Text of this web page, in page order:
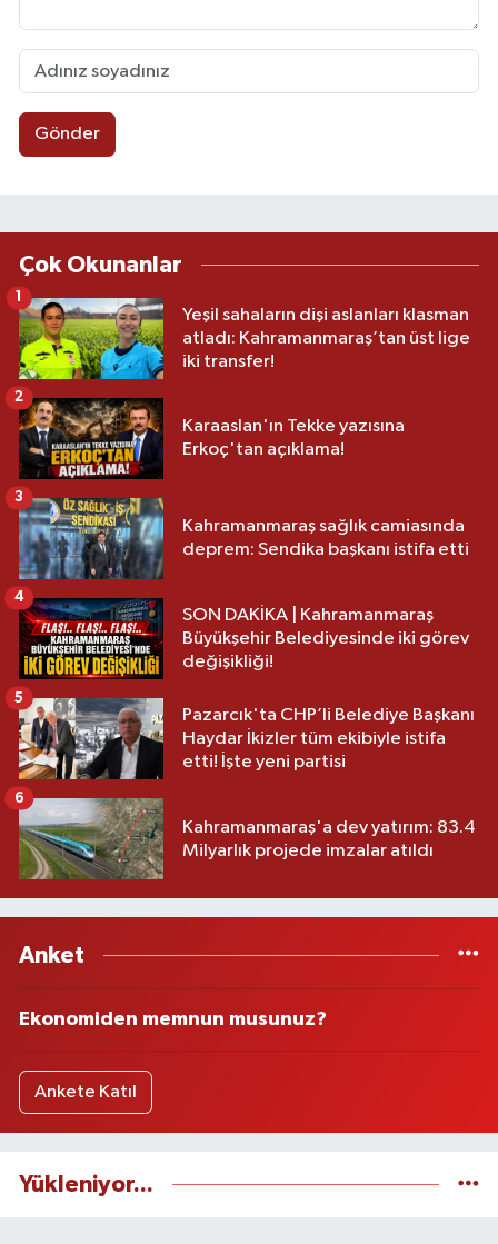
Gönder
Çok Okunanlar
Yeşil sahaların dişi aslanları klasman
atladı: Kahramanmaraş’tan üst lige
iki transfer!
1
Karaaslan'ın Tekke yazısına
Erkoç'tan açıklama!
2
Kahramanmaraş sağlık camiasında
deprem: Sendika başkanı istifa etti
3
SON DAKİKA | Kahramanmaraş
Büyükşehir Belediyesinde iki görev
değişikliği!
4
Pazarcık'ta CHP’li Belediye Başkanı
Haydar İkizler tüm ekibiyle istifa
etti! İşte yeni partisi
5
Kahramanmaraş'a dev yatırım: 83.4
Milyarlık projede imzalar atıldı
6
Anket
Ekonomiden memnun musunuz?
Ankete Katıl
Yükleniyor...